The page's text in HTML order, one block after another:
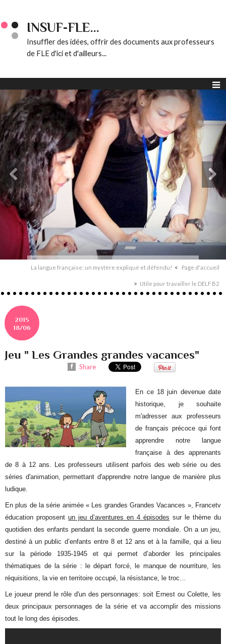
INSUF-FLE...
Insuffler des idées, offrir des documents aux professeurs
de FLE d'ici et d'ailleurs...
La langue française: un mystère expliqué et défendu! Page d'accueil
Utile pour travailler le DELF B2
2015
18/06
Jeu " Les Grandes grandes vacances"
Share
En ce 18 juin devenue date
historique, je souhaite
m'adresser aux professeurs
de français précoce qui font
apprendre notre langue
française à des apprenants
de 8 à 12 ans. Les professeurs utilisent parfois des web série ou des
séries d'animation, permettant d'apprendre notre langue de manière plus
ludique.
En plus de la série animée « Les grandes Grandes Vacances », Francetv
éducation proposentun jeu d’aventures en 4 épisodes sur le thème du
quotidien des enfants pendant la seconde guerre mondiale. On a un jeu,
destiné à un public d’enfants entre 8 et 12 ans et à la famille, qui a lieu
sur la période 1935-1945 et qui permet d’aborder les principales
thématiques de la série : le départ forcé, le manque de nourriture, les
réquisitions, la vie en territoire occupé, la résistance, le troc…
Le joueur prend le rôle d'un des personnages: soit Ernest ou Colette, les
deux principaux personnages de la série et va accomplir des missions
tout le long des épisodes.